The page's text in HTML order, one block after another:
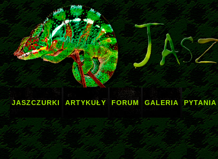
JASZCZURKI ARTYKUŁY FORUM GALERIA PYTANIA